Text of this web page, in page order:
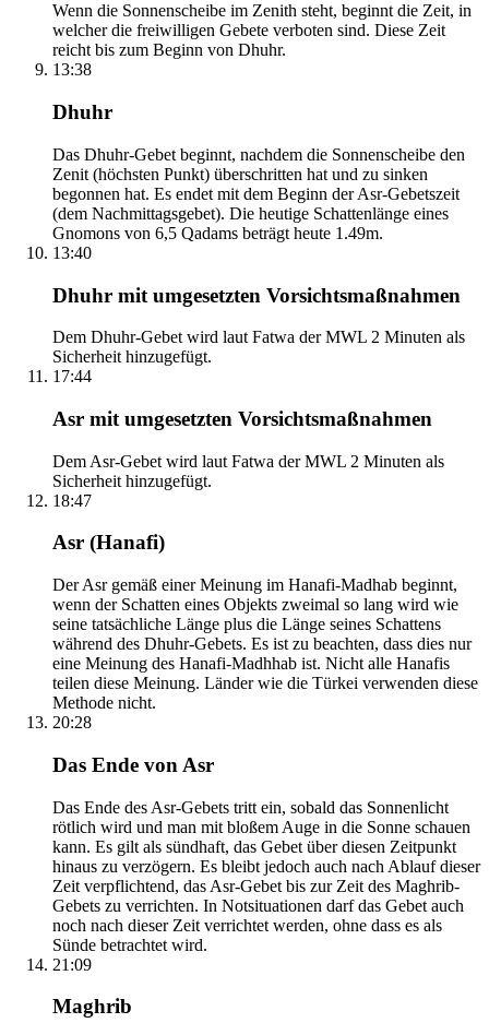
Wenn die Sonnenscheibe im Zenith steht, beginnt die Zeit, in
welcher die freiwilligen Gebete verboten sind. Diese Zeit
reicht bis zum Beginn von Dhuhr.
13:38
Dhuhr
Das Dhuhr-Gebet beginnt, nachdem die Sonnenscheibe den
Zenit (höchsten Punkt) überschritten hat und zu sinken
begonnen hat. Es endet mit dem Beginn der Asr-Gebetszeit
(dem Nachmittagsgebet). Die heutige Schattenlänge eines
Gnomons von 6,5 Qadams beträgt heute 1.49m.
13:40
Dhuhr mit umgesetzten Vorsichtsmaßnahmen
Dem Dhuhr-Gebet wird laut Fatwa der MWL 2 Minuten als
Sicherheit hinzugefügt.
17:44
Asr mit umgesetzten Vorsichtsmaßnahmen
Dem Asr-Gebet wird laut Fatwa der MWL 2 Minuten als
Sicherheit hinzugefügt.
18:47
Asr (Hanafi)
Der Asr gemäß einer Meinung im Hanafi-Madhab beginnt,
wenn der Schatten eines Objekts zweimal so lang wird wie
seine tatsächliche Länge plus die Länge seines Schattens
während des Dhuhr-Gebets. Es ist zu beachten, dass dies nur
eine Meinung des Hanafi-Madhhab ist. Nicht alle Hanafis
teilen diese Meinung. Länder wie die Türkei verwenden diese
Methode nicht.
20:28
Das Ende von Asr
Das Ende des Asr-Gebets tritt ein, sobald das Sonnenlicht
rötlich wird und man mit bloßem Auge in die Sonne schauen
kann. Es gilt als sündhaft, das Gebet über diesen Zeitpunkt
hinaus zu verzögern. Es bleibt jedoch auch nach Ablauf dieser
Zeit verpflichtend, das Asr-Gebet bis zur Zeit des Maghrib-
Gebets zu verrichten. In Notsituationen darf das Gebet auch
noch nach dieser Zeit verrichtet werden, ohne dass es als
Sünde betrachtet wird.
21:09
Maghrib